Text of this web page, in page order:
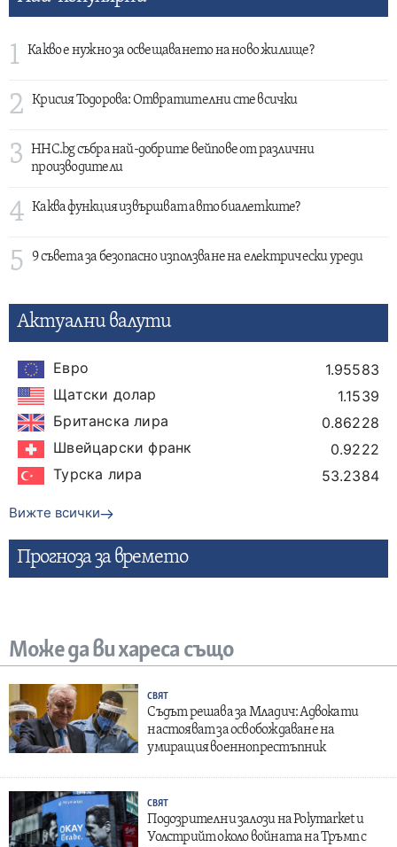
1 Какво е нужно за освещаването на ново жилище?
2 Крисия Тодорова: Отвратителни сте всички
3
HHC.bg събра най-добрите вейпове от различни
производители
4 Каква функция извършват авто биалетките?
5 9 съвета за безопасно използване на електрически уреди
Актуални валути
Евро
1.95583
Щатски долар
1.1539
Британска лира
0.86228
Швейцарски франк
0.9222
Турска лира
53.2384
Вижте всички
Прогнозa за времето
Може да ви хареса също
СВЯТ
Съдът решава за Младич: Адвокати
настояват за освобождаване на
умиращия военнопрестъпник
СВЯТ
Подозрителни залози на Polymarket и
Уолстрийт около войната на Тръмп с